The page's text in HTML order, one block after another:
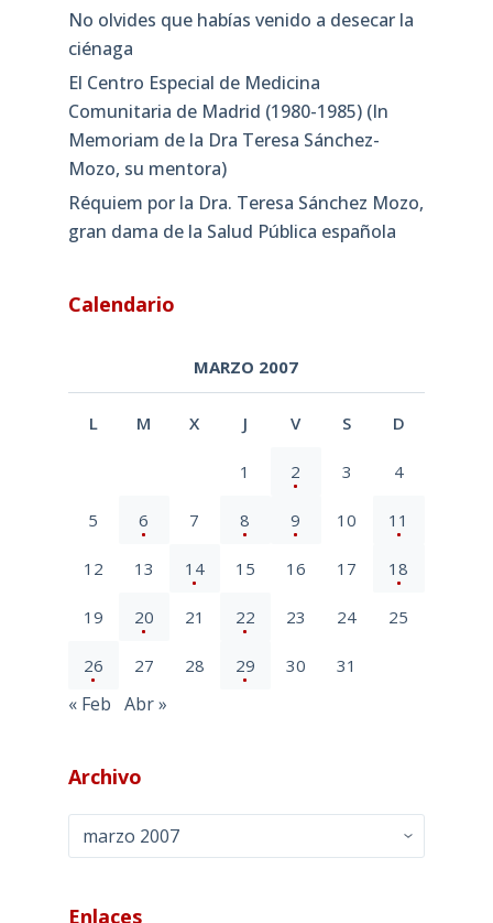
No olvides que habías venido a desecar la
ciénaga
El Centro Especial de Medicina
Comunitaria de Madrid (1980-1985) (In
Memoriam de la Dra Teresa Sánchez-
Mozo, su mentora)
Réquiem por la Dra. Teresa Sánchez Mozo,
gran dama de la Salud Pública española
Calendario
MARZO 2007
L M X J V S D
1 2 3 4
5 6 7 8 9 10 11
12 13 14 15 16 17 18
19 20 21 22 23 24 25
26 27 28 29 30 31
« Feb Abr »
Archivo
Enlaces